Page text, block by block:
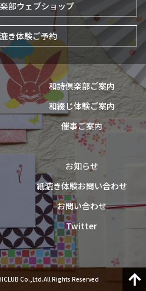
ウェブショップ
き体験ご予約
和詩倶楽部ご案内
和綴じ体験ご案内
催事ご案内
お知らせ
紙漉き体験お問い合わせ
お問い合わせ
Twitter
Co.,Ltd.All Rights Reserved